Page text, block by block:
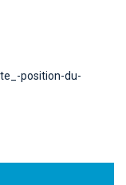
position-du-